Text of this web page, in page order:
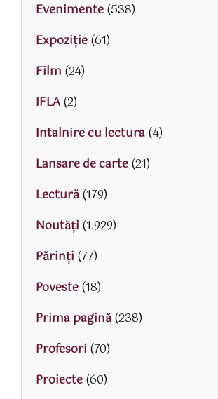
Evenimente(538)
Expoziție(61)
Film (24)
IFLA(2)
Intalnire cu lectura(4)
Lansare de carte(21)
Lectură(179)
Noutăți (1.929)
Părinţi (77)
Poveste(18)
Prima pagină(238)
Profesori (70)
Proiecte(60)